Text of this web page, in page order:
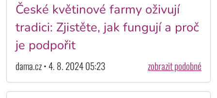
České květinové farmy oživují
tradici: Zjistěte, jak fungují a proč
je podpořit
dama.cz • 4. 8. 2024 05:23 zobrazit podobné